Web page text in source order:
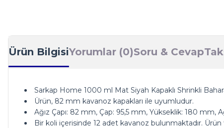
Ürün BilgisiYorumlar (0)Soru & Cevap
Sarkap Home 1000 ml Mat Siyah Kapaklı Shrinkli
Ürün, 82 mm kavanoz kapakları ile uyumludur.
Ağız Çapı: 82 mm, Çap: 95,5 mm, Yükseklik: 180 mm,
Bir koli içerisinde 12 adet kavanoz bulunmaktadır.